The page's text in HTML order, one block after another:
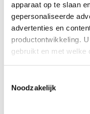
apparaat op te slaan
gepersonaliseerde
advertenties en
productontwikkeling.
gebruikt en met welke
Informatie
Uw apparaat
Noodzakelijk
24 november 2023
maandag 27
De huidige cao